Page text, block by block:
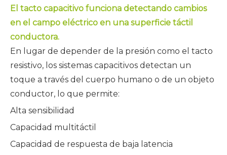
El tacto capacitivo funciona detectando cambios
en el campo eléctrico en una superficie táctil
conductora.
En lugar de depender de la presión como el tacto
resistivo, los sistemas capacitivos detectan un
toque a través del cuerpo humano o de un objeto
conductor, lo que permite:
Alta sensibilidad
Capacidad multitáctil
Capacidad de respuesta de baja latencia